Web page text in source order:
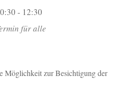
- 12:30
für alle
Möglichkeit zur Besichtigung der